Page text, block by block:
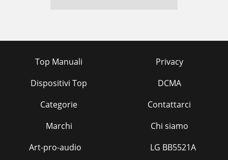
Top Manuali
Dispositivi Top
Categorie
Marchi
Privacy
DCMA
Contattarci
Chi siamo
Art-pro-audio
LG BB5521A